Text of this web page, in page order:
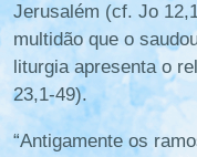
Jerusalém (cf. Jo
multidão que o
liturgia apresenta o
23,1-49).
“Antigamente os